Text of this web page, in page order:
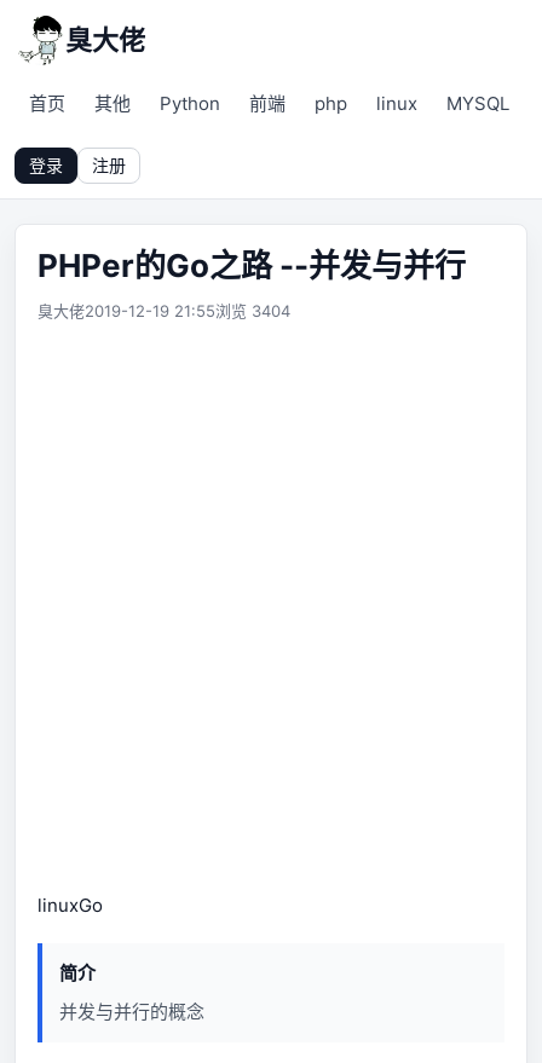
臭大佬
首页 其他 Python 前端 php linux MYSQL
登录 注册
PHPer的Go之路 --并发与并行
臭大佬2019-12-19 21:55浏览 3404
linuxGo
简介
并发与并行的概念